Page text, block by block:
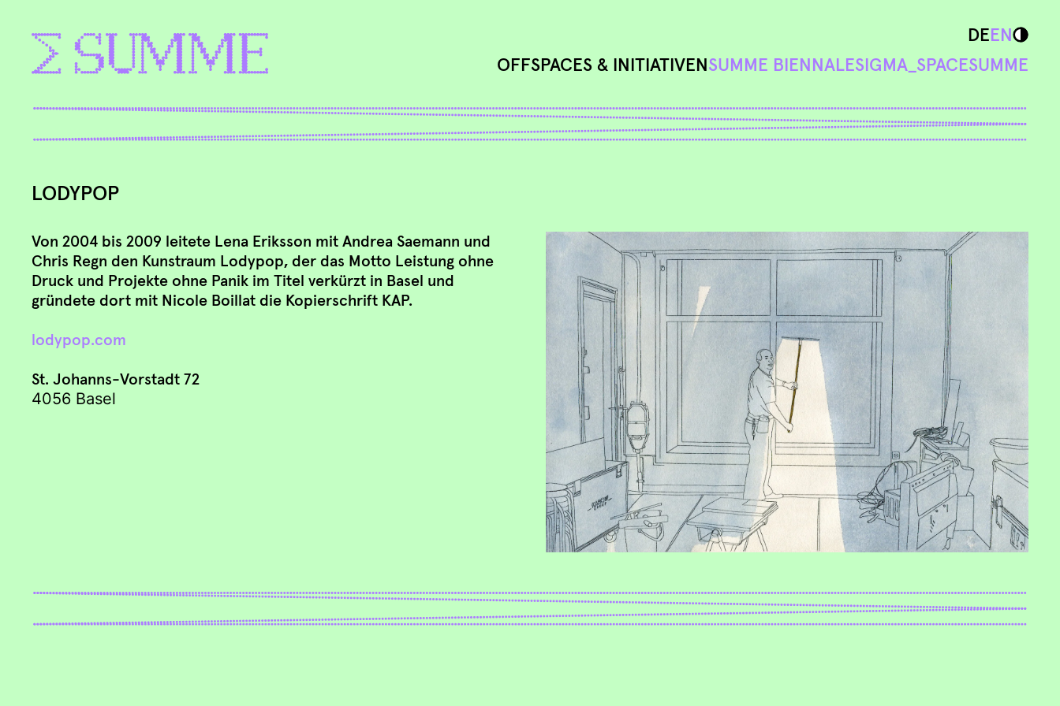
DEEN
OFFSPACES & INITIATIVENSUMME BIENNALESIGMA_SPACESUMME
LODYPOP
Von 2004 bis 2009 leitete Lena Eriksson mit Andrea Saemann und
Chris Regn den Kunstraum Lodypop, der das Motto Leistung ohne
Druck und Projekte ohne Panik im Titel verkürzt in Basel und
gründete dort mit Nicole Boillat die Kopierschrift KAP.
lodypop.com
St. Johanns-Vorstadt 72
4056 Basel